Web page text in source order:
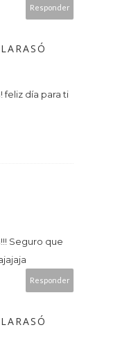
Responder
feliz día para ti
Seguro que
Responder